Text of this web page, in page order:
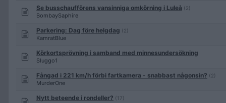
Se busschaufförens vansinniga omkörning i Luleå (2)
BombaySaphire
Parkering: Dag före helgdag (2)
KamratBlue
Körkortsprövning i samband med minnesundersökning
Sluggo1
Fångad i 221 km/h förbi fartkamera - snabbast någonsin? (2)
MurderOne
Nytt beteende i rondeller? (17)